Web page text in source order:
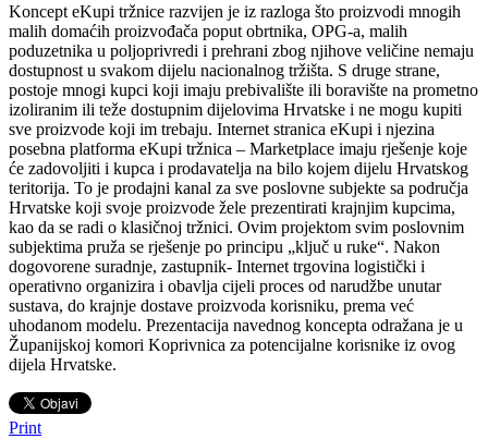
Koncept eKupi tržnice razvijen je iz razloga što proizvodi mnogih
malih domaćih proizvođača poput obrtnika, OPG-a, malih
poduzetnika u poljoprivredi i prehrani zbog njihove veličine nemaju
dostupnost u svakom dijelu nacionalnog tržišta. S druge strane,
postoje mnogi kupci koji imaju prebivalište ili boravište na prometno
izoliranim ili teže dostupnim dijelovima Hrvatske i ne mogu kupiti
sve proizvode koji im trebaju. Internet stranica eKupi i njezina
posebna platforma eKupi tržnica – Marketplace imaju rješenje koje
će zadovoljiti i kupca i prodavatelja na bilo kojem dijelu Hrvatskog
teritorija. To je prodajni kanal za sve poslovne subjekte sa područja
Hrvatske koji svoje proizvode žele prezentirati krajnjim kupcima,
kao da se radi o klasičnoj tržnici. Ovim projektom svim poslovnim
subjektima pruža se rješenje po principu „ključ u ruke“. Nakon
dogovorene suradnje, zastupnik- Internet trgovina logistički i
operativno organizira i obavlja cijeli proces od narudžbe unutar
sustava, do krajnje dostave proizvoda korisniku, prema već
uhodanom modelu. Prezentacija navednog koncepta odražana je u
Županijskoj komori Koprivnica za potencijalne korisnike iz ovog
dijela Hrvatske.
Print